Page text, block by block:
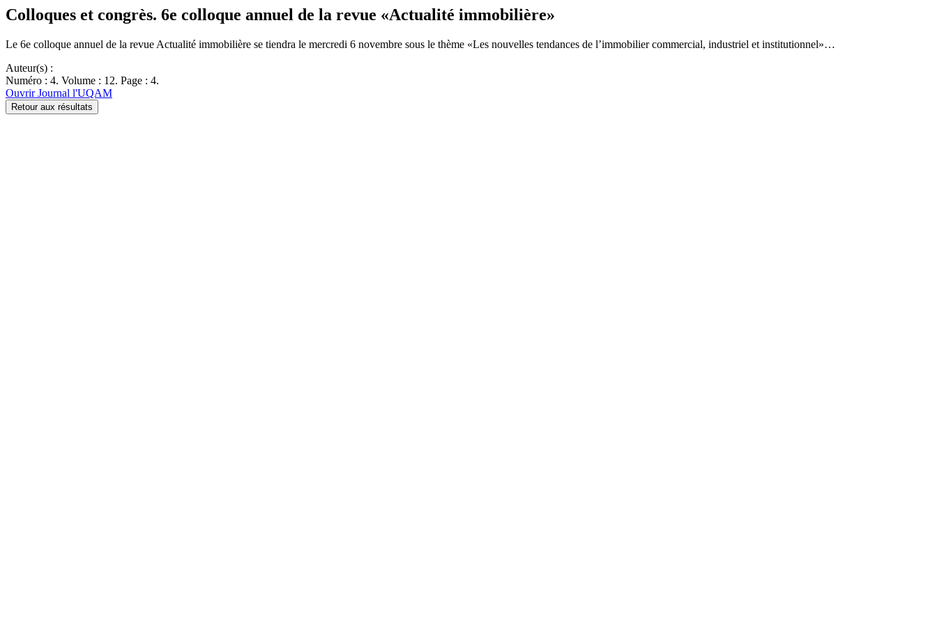
Colloques et congrès. 6e colloque annuel de la revue «Actualité immobilière»
Le 6e colloque annuel de la revue Actualité immobilière se tiendra le mercredi 6 novembre sous le thème «Les nouvelles tendances de l’immobilier commercial, industriel et institutionnel»…
Auteur(s) :
Numéro : 4. Volume : 12. Page : 4.
Ouvrir Journal l'UQAM
Retour aux résultats